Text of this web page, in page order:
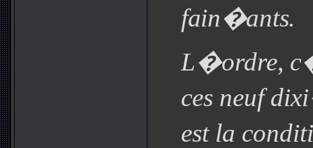
fain�ants.
L�ordre,
ces neuf
est la